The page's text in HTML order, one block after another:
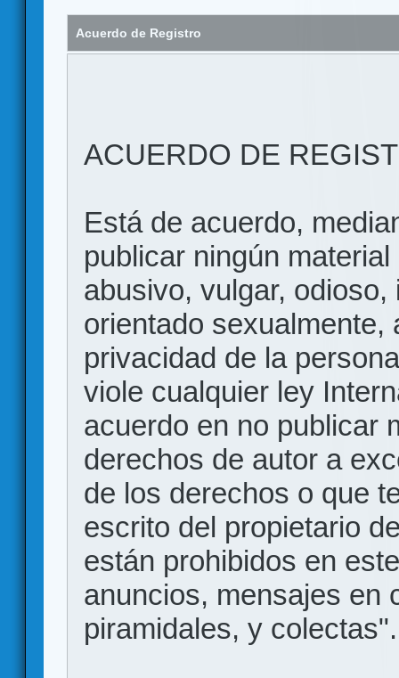
Acuerdo de Registro
ACUERDO DE
Está de acuerdo,
publicar ningún
abusivo, vulgar,
orientado sexualmente,
privacidad de la
viole cualquier ley
acuerdo en no publicar
derechos de autor a
de los derechos o que
escrito del propietario
están prohibidos en
anuncios, mensajes en
piramidales, y colectas".